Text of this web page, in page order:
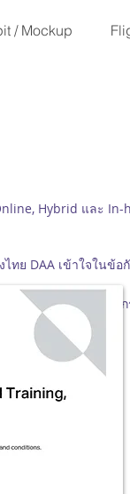
/ Mockup
Hybrid และ In-
ย DAA เข้าใจในข้อ
ารติดเชื้อให้กับบุคลา